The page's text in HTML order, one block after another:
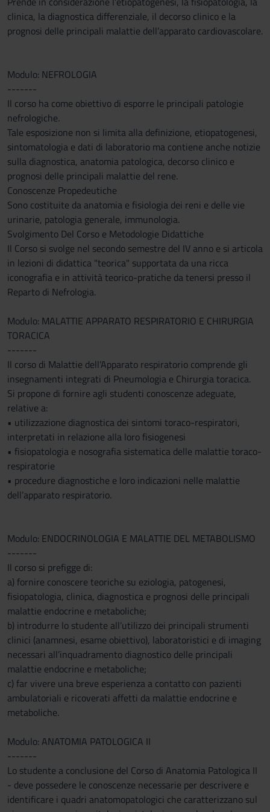
clinica, la diagnostica differenziale, il decorso clinico e la
prognosi delle principali malattie dell’apparato cardiovascolare.
Modulo: NEFROLOGIA
-------
Il corso ha come obiettivo di esporre le principali patologie
nefrologiche.
Tale esposizione non si limita alla definizione, etiopatogenesi,
sintomatologia e dati di laboratorio ma contiene anche notizie
sulla diagnostica, anatomia patologica, decorso clinico e
prognosi delle principali malattie del rene.
Conoscenze Propedeutiche
Sono costituite da anatomia e fisiologia dei reni e delle vie
urinarie, patologia generale, immunologia.
Svolgimento Del Corso e Metodologie Didattiche
Il Corso si svolge nel secondo semestre del IV anno e si articola
in lezioni di didattica "teorica" supportata da una ricca
iconografia e in attività teorico-pratiche da tenersi presso il
Reparto di Nefrologia.
Modulo: MALATTIE APPARATO RESPIRATORIO E CHIRURGIA
TORACICA
-------
Il corso di Malattie dell’Apparato respiratorio comprende gli
insegnamenti integrati di Pneumologia e Chirurgia toracica.
Si propone di fornire agli studenti conoscenze adeguate,
relative a:
• utilizzazione diagnostica dei sintomi toraco-respiratori,
interpretati in relazione alla loro fisiogenesi
• fisiopatologia e nosografia sistematica delle malattie toraco-
respiratorie
• procedure diagnostiche e loro indicazioni nelle malattie
dell’apparato respiratorio.
Modulo: ENDOCRINOLOGIA E MALATTIE DEL METABOLISMO
-------
Il corso si prefigge di:
a) fornire conoscere teoriche su eziologia, patogenesi,
fisiopatologia, clinica, diagnostica e prognosi delle principali
malattie endocrine e metaboliche;
b) introdurre lo studente all’utilizzo dei principali strumenti
clinici (anamnesi, esame obiettivo), laboratoristici e di imaging
necessari all’inquadramento diagnostico delle principali
malattie endocrine e metaboliche;
c) far vivere una breve esperienza a contatto con pazienti
ambulatoriali e ricoverati affetti da malattie endocrine e
metaboliche.
Modulo: ANATOMIA PATOLOGICA II
-------
Lo studente a conclusione del Corso di Anatomia Patologica II
- deve possedere le conoscenze necessarie per descrivere e
identificare i quadri anatomopatologici che caratterizzano sul